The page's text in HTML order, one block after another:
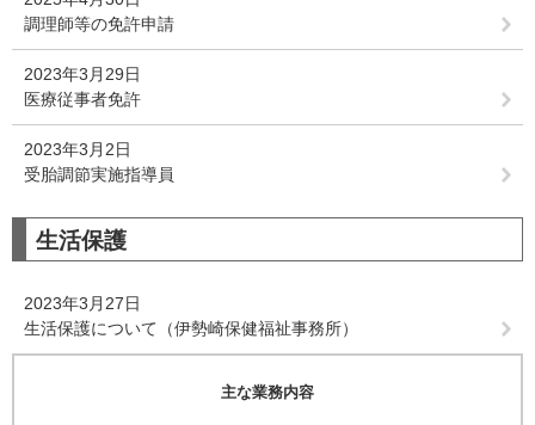
調理師等の免許申請
2023年3月29日
医療従事者免許
2023年3月2日
受胎調節実施指導員
生活保護
2023年3月27日
生活保護について（伊勢崎保健福祉事務所）
主な業務内容